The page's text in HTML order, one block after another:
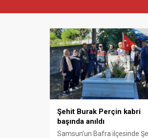
Şehit Burak Perçin kabri
başında anıldı
Samsun’un Bafra ilçesinde